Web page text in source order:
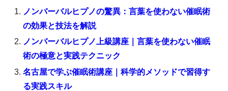
ノンバーバルヒプノの驚異：言葉を使わない催眠術
の効果と技法を解説
ノンバーバルヒプノ上級講座｜言葉を使わない催眠
術の極意と実践テクニック
名古屋で学ぶ催眠術講座｜科学的メソッドで習得す
る実践スキル